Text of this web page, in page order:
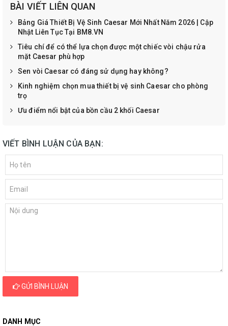
BÀI VIẾT LIÊN QUAN
Bảng Giá Thiết Bị Vệ Sinh Caesar Mới Nhất Năm 2026 | Cập
Nhật Liên Tục Tại BM8.VN
Tiêu chí để có thể lựa chọn được một chiếc vòi chậu rửa
mặt Caesar phù hợp
Sen vòi Caesar có đáng sử dụng hay không?
Kinh nghiệm chọn mua thiết bị vệ sinh Caesar cho phòng
trọ
Ưu điểm nổi bật của bồn cầu 2 khối Caesar
VIẾT BÌNH LUẬN CỦA BẠN:
GỬI BÌNH LUẬN
DANH MỤC